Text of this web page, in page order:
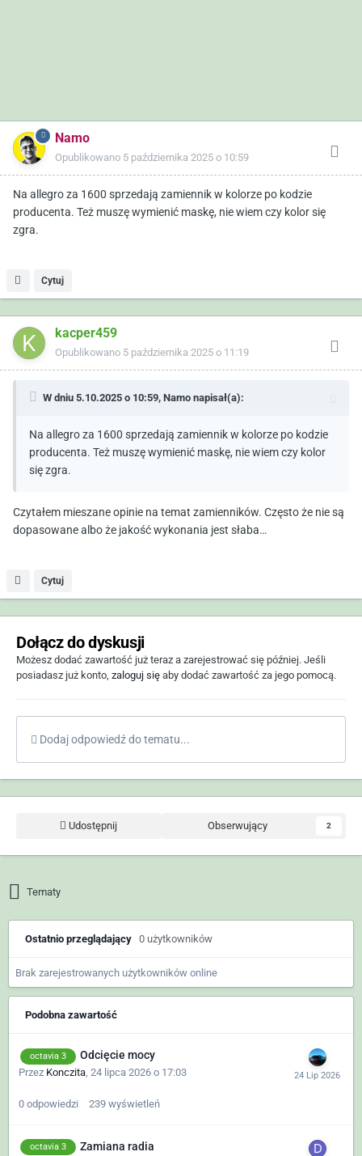
Namo
Opublikowano 5 października 2025 o 10:59
Na allegro za 1600 sprzedają zamiennik w kolorze po kodzie
producenta. Też muszę wymienić maskę, nie wiem czy kolor się
zgra.
Cytuj
kacper459
Opublikowano 5 października 2025 o 11:19
W dniu 5.10.2025 o 10:59, Namo napisał(a):
Na allegro za 1600 sprzedają zamiennik w kolorze po kodzie
producenta. Też muszę wymienić maskę, nie wiem czy kolor
się zgra.
Czytałem mieszane opinie na temat zamienników. Często że nie są
dopasowane albo że jakość wykonania jest słaba…
Cytuj
Dołącz do dyskusji
Możesz dodać zawartość już teraz a zarejestrować się później. Jeśli
posiadasz już konto, zaloguj się aby dodać zawartość za jego pomocą.
Dodaj odpowiedź do tematu...
Udostępnij Obserwujący 2
Tematy
Ostatnio przeglądający 0 użytkowników
Brak zarejestrowanych użytkowników online
Podobna zawartość
octavia 3 Odcięcie mocy
Przez Konczita 24 lipca 2026 o 17:03
0 odpowiedzi 239 wyświetleń
octavia 3 Zamiana radia